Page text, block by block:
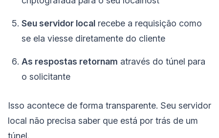
Seu servidor local recebe a requisição como
se ela viesse diretamente do cliente
As respostas retornam através do túnel para
o solicitante
Isso acontece de forma transparente. Seu servidor
local não precisa saber que está por trás de um